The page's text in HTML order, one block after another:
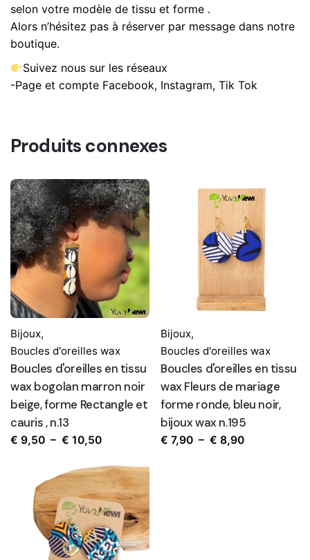
selon votre modèle de tissu et forme .
Alors n’hésitez pas à réserver par message dans notre
boutique.
Suivez nous sur les réseaux
-Page et compte Facebook, Instagram, Tik Tok
Produits connexes
Bijoux,
Boucles d'oreilles wax
Boucles d'oreilles en tissu
wax bogolan marron noir
beige, forme Rectangle et
cauris , n.13
€ 9,50 – € 10,50Plage
prix :
€ 9,50
à
€ 10,50
Bijoux,
Boucles d'oreilles wax
Boucles d'oreilles en tissu
wax Fleurs de mariage
forme ronde, bleu noir,
bijoux wax n.195
€ 7,90 – € 8,90Plage